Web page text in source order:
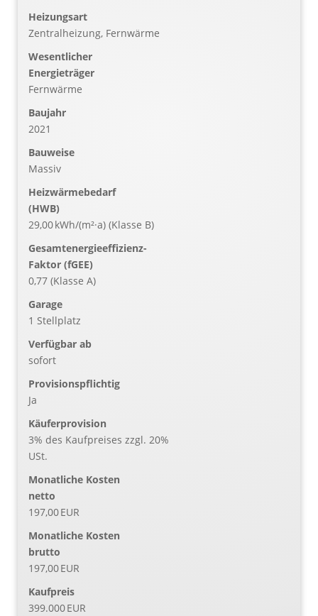
Heizungsart
Zentralheizung, Fernwärme
Wesentlicher
Energieträger
Fernwärme
Baujahr
2021
Bauweise
Massiv
Heizwärmebedarf
(HWB)
29,00 kWh/(m²·a) (Klasse B)
Gesamtenergieeffizienz-
Faktor (fGEE)
0,77 (Klasse A)
Garage
1 Stellplatz
Verfügbar ab
sofort
Provisionspflichtig
Ja
Käufer­provision
3% des Kaufpreises zzgl. 20%
USt.
Monatliche Kosten
netto
197,00 EUR
Monatliche Kosten
brutto
197,00 EUR
Kaufpreis
399.000 EUR